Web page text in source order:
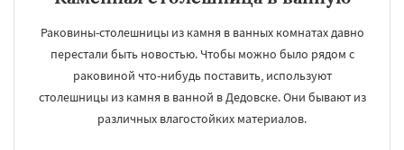
Раковины-столешницы из камня в ванных комнатах давно
перестали быть новостью. Чтобы можно было рядом с
раковиной что-нибудь поставить, используют
столешницы из камня в ванной в Дедовске. Они бывают из
различных влагостойких материалов.